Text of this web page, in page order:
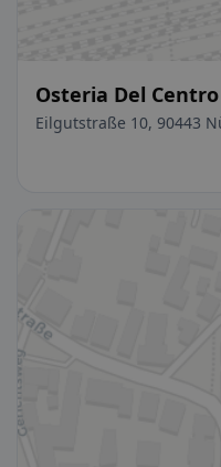
Osteria Del Centro
Eilgutstraße 10, 90443